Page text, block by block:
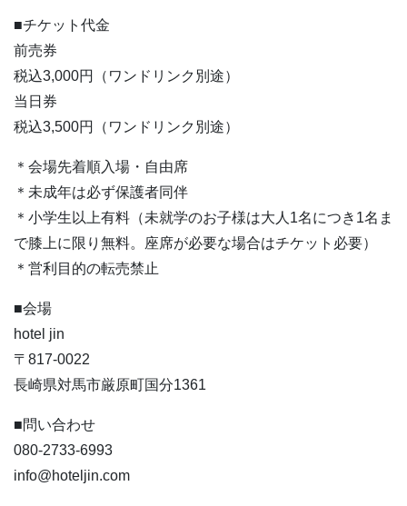
■チケット代金
前売券
税込3,000円（ワンドリンク別途）
当日券
税込3,500円（ワンドリンク別途）
＊会場先着順入場・自由席
＊未成年は必ず保護者同伴
＊小学生以上有料（未就学のお子様は大人1名につき1名ま
で膝上に限り無料。座席が必要な場合はチケット必要）
＊営利目的の転売禁止
■会場
hotel jin
〒817-0022
長崎県対馬市厳原町国分1361
■問い合わせ
080-2733-6993
info@hoteljin.com